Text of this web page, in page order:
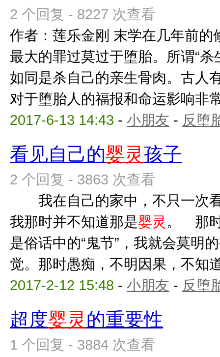
2 个回复 - 8227 次查看
作者：莲乐金刚 末学在几年前的
最大的罪过莫过于堕胎。所谓“
如同是杀自己的亲生骨肉。古人
对于堕胎人的福报和命运影响非
2017-6-13 14:43 - 小朋友 - 反堕
看见自己的婴灵孩子
2 个回复 - 3863 次查看
我在自己的家中，不只一次
我那时并不知道那是婴灵 。 那
是俗话中的“鬼节”，我就会莫明
觉。那时愚痴，不明因果，不知
2017-2-12 15:48 - 小朋友 - 反堕
超度婴灵 的重要性
1 个回复 - 3884 次查看